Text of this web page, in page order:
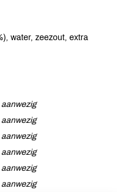
water, zeezout, extra